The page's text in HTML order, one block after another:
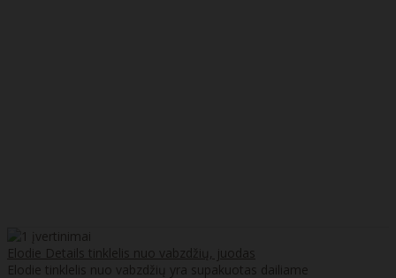
Elodie Details tinklelis nuo vabzdžių, juodas
Elodie tinklelis nuo vabzdžių yra supakuotas dailiame